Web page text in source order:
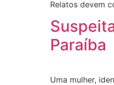
Relatos devem
Paraíba
Uma mulher,